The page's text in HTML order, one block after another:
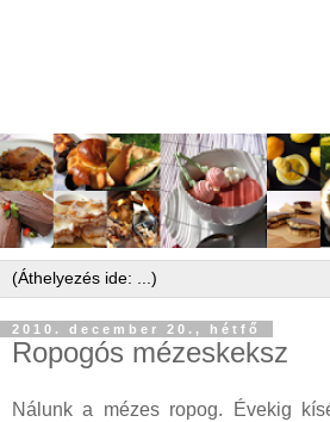
2010. december 20., hétfő
Ropogós mézeskeksz
Nálunk a mézes ropog. Évekig